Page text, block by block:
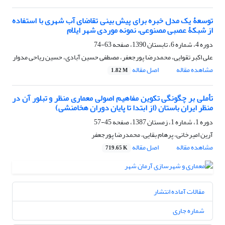
توسعۀ یک مدل خبره برای پیش بینی تقاضای آب شهری با استفاده
از شبکۀ عصبی مصنوعی، نمونه موردی شهر ایلام
دوره 4، شماره 6، تابستان 1390، صفحه
63-74
علی اکبر تقوایی، محمدرضا پورجعفر، مصطفی حسین آبادی، حسین ریاحی مدوار
مشاهده مقاله
اصل مقاله 1.82 M
تأملی بر چگونگی تکوین مفاهیم اصولی معماری منظر و تبلور آن در
منظر ایران باستان (از ابتدا تا پایان دوران هخامنشی)
دوره 1، شماره 1، زمستان 1387، صفحه
45-57
آرین امیرخانی، پرهام بقایی، محمدرضا پورجعفر
مشاهده مقاله
اصل مقاله 719.65 K
مقالات آماده انتشار
شماره جاری